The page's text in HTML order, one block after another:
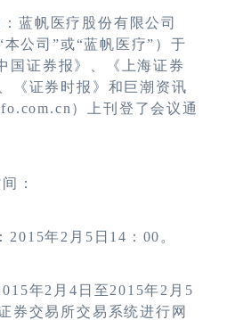
：蓝帆医疗股份有限公司
本公司”或“蓝帆医疗”）于
国证券报》、《上海证券
《证券时报》和巨潮资讯
）上刊登了会议通
：
2015年2月5日14：00。
年2月4日至2015年2月5
券交易所交易系统进行网